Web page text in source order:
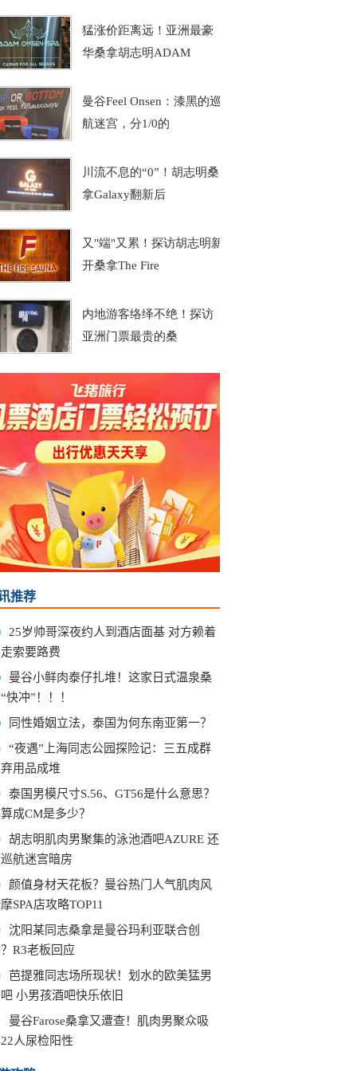
推荐
25岁帅哥深夜约人到酒店面基 对方赖着
索要路费
曼谷小鲜肉泰仔扎堆！这家日式温泉桑
快冲”！！！
同性婚姻立法，泰国为何东南亚第一？
“夜遇”上海同志公园探险记：三五成群
用品成堆
泰国男模尺寸S.56、GT56是什么意思？
成CM是多少？
胡志明肌肉男聚集的泳池酒吧AZURE 还
航迷宫暗房
颜值身材天花板？曼谷热门人气肌肉风
SPA店攻略TOP11
沈阳某同志桑拿是曼谷玛利亚联合创
R3老板回应
芭提雅同志场所现状！划水的欧美猛男
小男孩酒吧快乐依旧
曼谷Farose桑拿又遭查！肌肉男聚众吸
人尿检阳性